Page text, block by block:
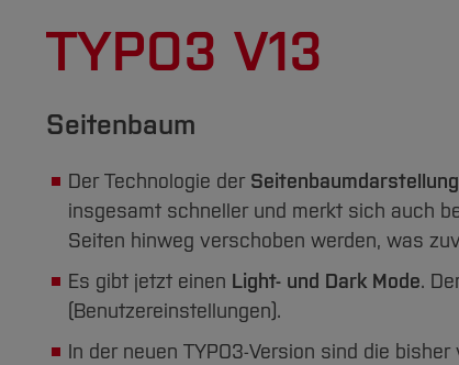
TYPO3 V13
Seitenbaum
Der Technologie der Seitenbaumdarstellung
insgesamt schneller und merkt sich auch
Seiten hinweg verschoben werden, was
Es gibt jetzt einen Light- und Dark Mode.
(Benutzereinstellungen).
In der neuen TYPO3-Version sind die